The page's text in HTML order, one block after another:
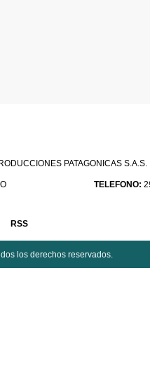
PATAGONICAS S.A.S.
TELEFONO:
RSS
los derechos reservados.